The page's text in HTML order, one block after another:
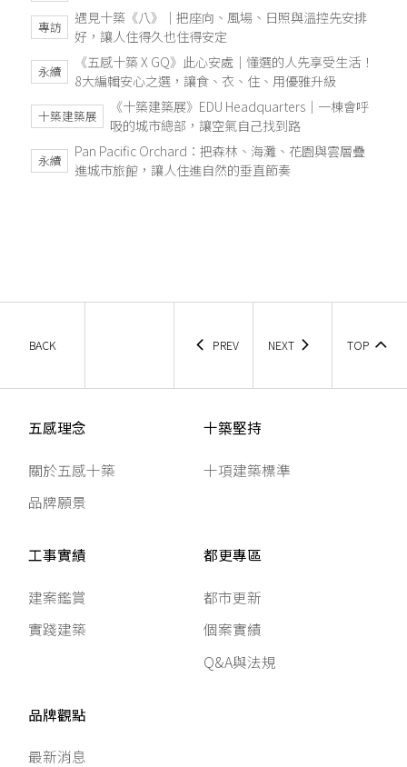
專訪
遇見十築《八》｜把座向、風場、日照與溫控先安排
好，讓人住得久也住得安定
永續
《五感十築 X GQ》此心安處｜懂選的人先享受生活！
8大編輯安心之選，讓食、衣、住、用優雅升級
十築建築展
《十築建築展》EDU Headquarters｜一棟會呼
吸的城市總部，讓空氣自己找到路
永續
Pan Pacific Orchard：把森林、海灘、花園與雲層疊
進城市旅館，讓人住進自然的垂直節奏
BACK PREV NEXT TOP
五感理念
關於五感十築
品牌願景
十築堅持
十項建築標準
工事實績
建案鑑賞
實踐建築
都更專區
都市更新
個案實績
Q&A與法規
品牌觀點
最新消息